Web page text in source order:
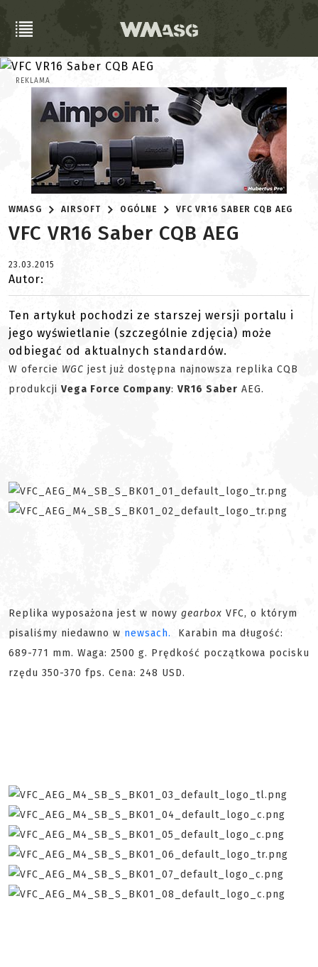
REKLAMA
WMASG AIRSOFT OGÓLNE VFC VR16 SABER CQB AEG
VFC VR16 Saber CQB AEG
23.03.2015
Autor:
Ten artykuł pochodzi ze starszej wersji portalu i
jego wyświetlanie (szczególnie zdjęcia) może
odbiegać od aktualnych standardów.
W ofercie WGC jest już dostępna najnowsza replika CQB
produkcji Vega Force Company: VR16 Saber AEG.
Replika wyposażona jest w nowy gearbox VFC, o którym
pisaliśmy niedawno w newsach.
Karabin ma długość:
689-771 mm. Waga: 2500 g. Prędkość początkowa pocisku
rzędu 350-370 fps. Cena: 248 USD.